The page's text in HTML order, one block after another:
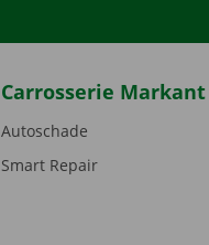
Carrosserie Markant
Autoschade
Smart Repair